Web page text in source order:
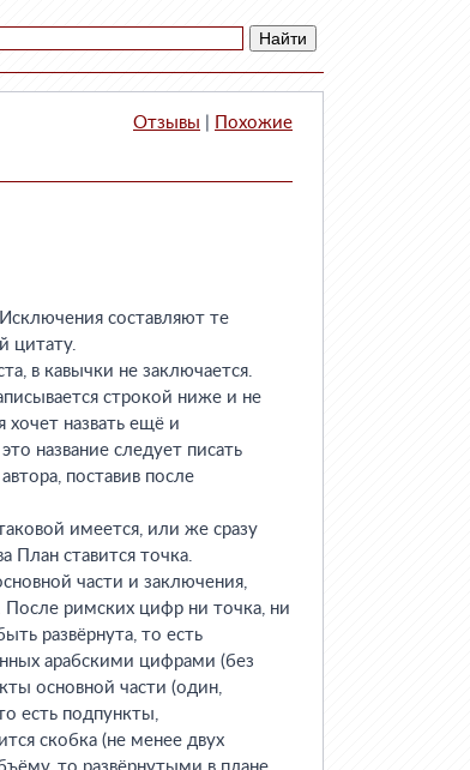
Отзывы Похожие